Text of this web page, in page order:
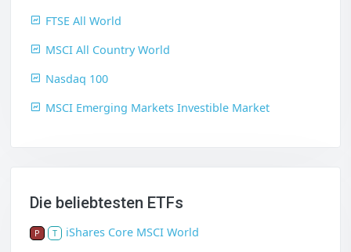
FTSE All World
MSCI All Country World
Nasdaq 100
MSCI Emerging Markets Investible Market
Die beliebtesten ETFs
P T iShares Core MSCI World